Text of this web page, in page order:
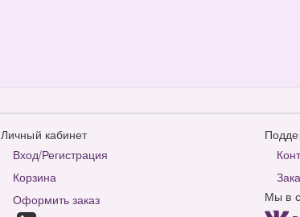
Личный кабинет
Вход/Регистрация
Корзина
Оформить заказ
Мы в